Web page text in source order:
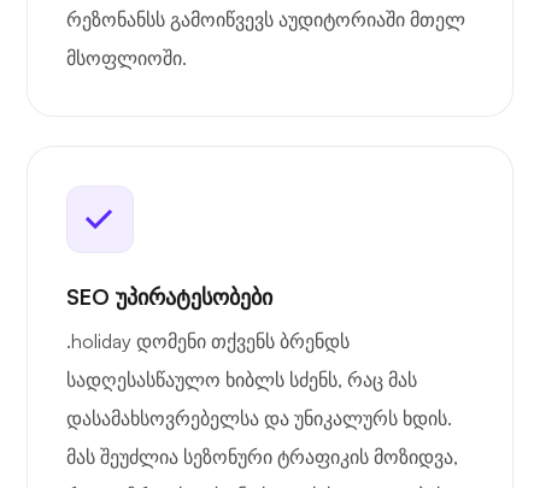
რეზონანსს გამოიწვევს აუდიტორიაში მთელ
მსოფლიოში.
SEO უპირატესობები
.holiday დომენი თქვენს ბრენდს
სადღესასწაულო ხიბლს სძენს, რაც მას
დასამახსოვრებელსა და უნიკალურს ხდის.
მას შეუძლია სეზონური ტრაფიკის მოზიდვა,